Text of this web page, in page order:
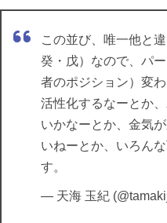
この並び、唯一他と
癸・戊）なので、パ
者のポジション）変
活性化するなーとか
いかなーとか、金気
いねーとか、いろん
す。
— 天海 玉紀